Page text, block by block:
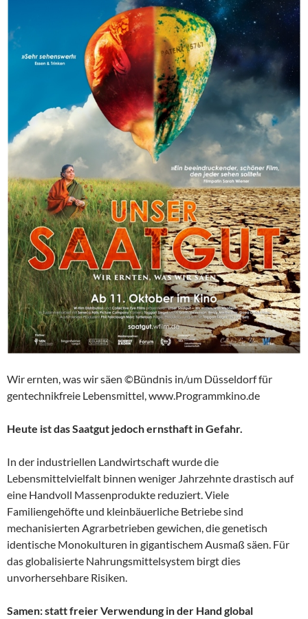
Wir ernten, was wir säen ©Bündnis in/um Düsseldorf für
gentechnikfreie Lebensmittel, www.Programmkino.de
Heute ist das Saatgut jedoch ernsthaft in Gefahr.
In der industriellen Landwirtschaft wurde die
Lebensmittelvielfalt binnen weniger Jahrzehnte drastisch auf
eine Handvoll Massenprodukte reduziert. Viele
Familiengehöfte und kleinbäuerliche Betriebe sind
mechanisierten Agrarbetrieben gewichen, die genetisch
identische Monokulturen in gigantischem Ausmaß säen. Für
das globalisierte Nahrungsmittelsystem birgt dies
unvorhersehbare Risiken.
Samen: statt freier Verwendung in der Hand global